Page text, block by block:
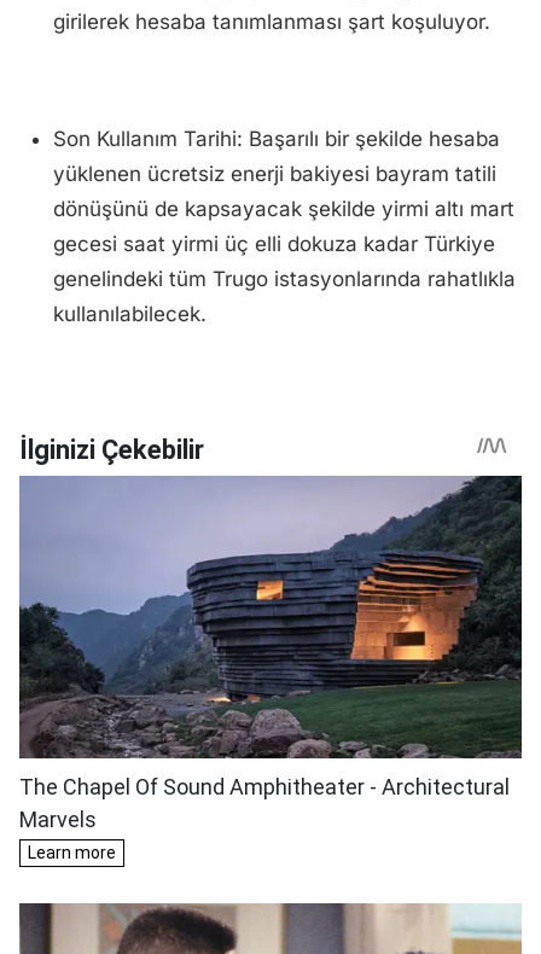
girilerek hesaba tanımlanması şart koşuluyor.
Son Kullanım Tarihi: Başarılı bir şekilde hesaba
yüklenen ücretsiz enerji bakiyesi bayram tatili
dönüşünü de kapsayacak şekilde yirmi altı mart
gecesi saat yirmi üç elli dokuza kadar Türkiye
genelindeki tüm Trugo istasyonlarında rahatlıkla
kullanılabilecek.